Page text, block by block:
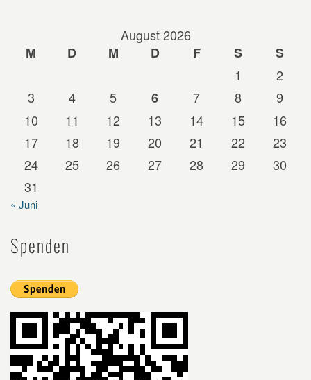
August 2026
M
D M D F S
S
1
2
3
4 5 6 7 8
9
10
11 12 13 14 15
16
17
18 19 20 21 22
23
24
25 26 27 28 29
30
31
« Juni
Spenden